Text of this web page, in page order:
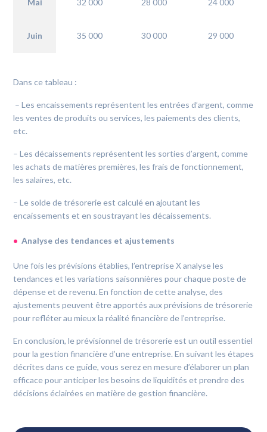
Juin 35 000 30 000 29 000
Dans ce tableau :
– Les encaissements représentent les entrées d’argent, comme
les ventes de produits ou services, les paiements des clients,
etc.
– Les décaissements représentent les sorties d’argent, comme
les achats de matières premières, les frais de fonctionnement,
les salaires, etc.
– Le solde de trésorerie est calculé en ajoutant les
encaissements et en soustrayant les décaissements.
Analyse des tendances et ajustements
Une fois les prévisions établies, l’entreprise X analyse les
tendances et les variations saisonnières pour chaque poste de
dépense et de revenu. En fonction de cette analyse, des
ajustements peuvent être apportés aux prévisions de trésorerie
pour refléter au mieux la réalité financière de l’entreprise.
En conclusion, le prévisionnel de trésorerie est un outil essentiel
pour la gestion financière d’une entreprise. En suivant les étapes
décrites dans ce guide, vous serez en mesure d’élaborer un plan
efficace pour anticiper les besoins de liquidités et prendre des
décisions éclairées en matière de gestion financière.